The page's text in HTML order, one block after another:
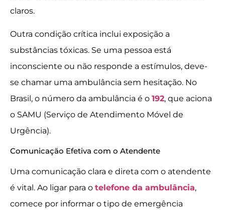
claros.
Outra condição crítica inclui exposição a
substâncias tóxicas. Se uma pessoa está
inconsciente ou não responde a estímulos, deve-
se chamar uma ambulância sem hesitação. No
Brasil, o número da ambulância é o 192, que aciona
o SAMU (Serviço de Atendimento Móvel de
Urgência).
Comunicação Efetiva com o Atendente
Uma comunicação clara e direta com o atendente
é vital. Ao ligar para o telefone da ambulância,
comece por informar o tipo de emergência